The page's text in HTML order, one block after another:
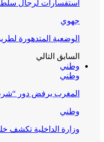
استفسارات لرجال سلطة
جهوي
الوضعية المتدهورة
السابق التالي
وطني
وطني
المغرب يرفض دور
وطني
وزارة الداخلية تكشف